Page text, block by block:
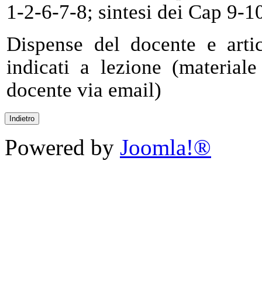
1-2-6-7-8; sintesi dei Cap 9-
Dispense del docente e
indicati a lezione
docente via email)
Powered by Joomla!®